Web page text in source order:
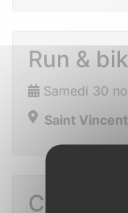
Run &
Samedi 30
Saint
Concert